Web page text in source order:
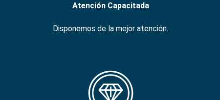
Atención Capacitada
Disponemos de la mejor atención.